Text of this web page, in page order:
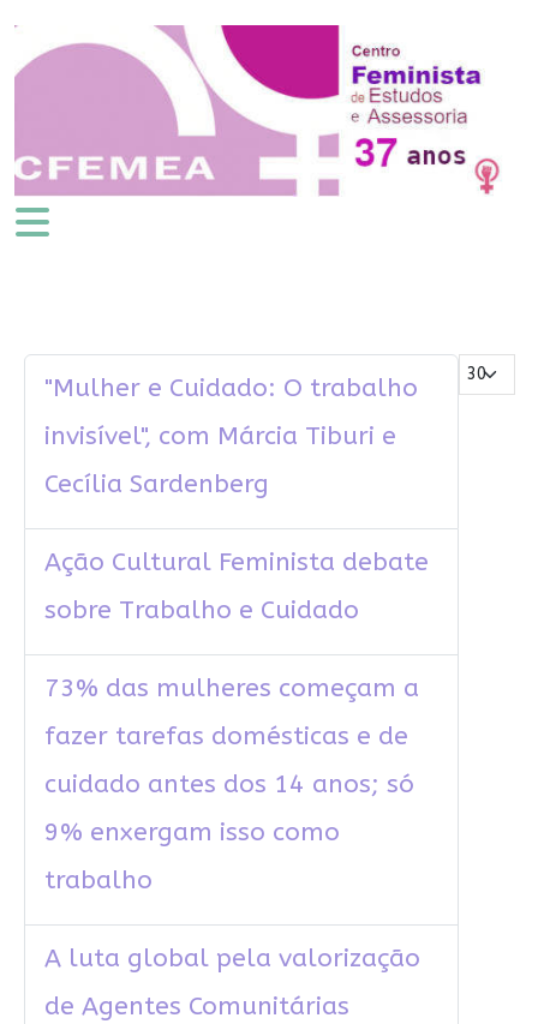
Mostrar #
"Mulher e Cuidado: O trabalho
invisível", com Márcia Tiburi e
Cecília Sardenberg
Ação Cultural Feminista debate
sobre Trabalho e Cuidado
73% das mulheres começam a
fazer tarefas domésticas e de
cuidado antes dos 14 anos; só
9% enxergam isso como
trabalho
A luta global pela valorização
de Agentes Comunitárias